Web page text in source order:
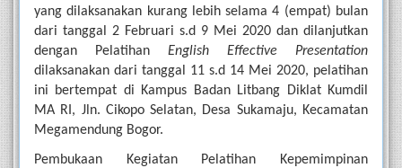
yang dilaksanakan kurang lebih selama 4 (empat) bulan
dari tanggal 2 Februari s.d 9 Mei 2020 dan dilanjutkan
dengan Pelatihan English Effective Presentation
dilaksanakan dari tanggal 11 s.d 14 Mei 2020, pelatihan
ini bertempat di Kampus Badan Litbang Diklat Kumdil
MA RI, Jln. Cikopo Selatan, Desa Sukamaju, Kecamatan
Megamendung Bogor.
Pembukaan Kegiatan Pelatihan Kepemimpinan